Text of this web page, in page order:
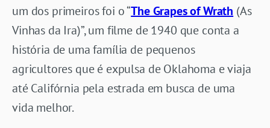
um dos primeiros foi o “The Grapes of Wrath (As
Vinhas da Ira)”, um filme de 1940 que conta a
história de uma família de pequenos
agricultores que é expulsa de Oklahoma e viaja
até Califórnia pela estrada em busca de uma
vida melhor.